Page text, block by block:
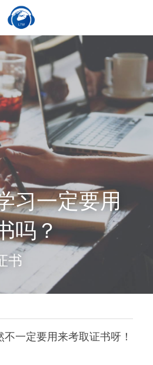
习一定要用
吗？
书
不一定要用来考取证书呀！
商品分类